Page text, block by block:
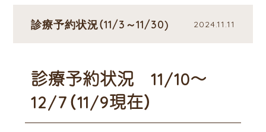
診療予約状況（11/3～11/30) 2024.11.11
診療予約状況 11/10～
12/7（11/9現在）